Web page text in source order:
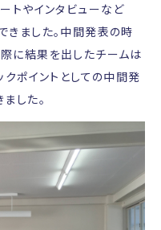
トやインタビューなど
ました。中間発表の時
に結果を出したチームは
ポイントとしての中間発
した。